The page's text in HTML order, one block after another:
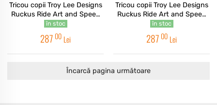
Tricou copii Troy Lee Designs
Ruckus Ride Art and Speed
LS Dawn Blue
în stoc
287 00 Lei
Tricou copii Troy Lee Designs
Ruckus Ride Art and Speed
LS Carbon
în stoc
287 00 Lei
Încarcă pagina următoare